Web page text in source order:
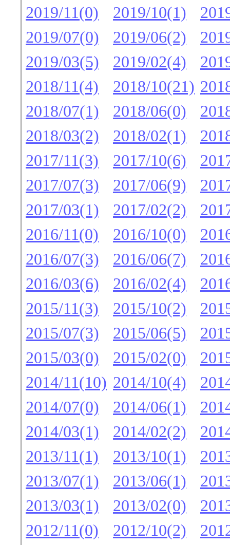
2019/11(0) 2019/10(1)
2019/07(0)
2019/06(2)
2019/03(5)
2019/02(4)
2018/11(4)
2018/10(21)
2018/07(1)
2018/06(0)
2018/03(2)
2018/02(1)
2017/11(3)
2017/10(6)
2017/07(3)
2017/06(9)
2017/03(1)
2017/02(2)
2016/11(0)
2016/10(0)
2016/07(3)
2016/06(7)
2016/03(6)
2016/02(4)
2015/11(3)
2015/10(2)
2015/07(3)
2015/06(5)
2015/03(0)
2015/02(0)
2014/11(10) 2014/10(4)
2014/07(0)
2014/06(1)
2014/03(1)
2014/02(2)
2013/11(1)
2013/10(1)
2013/07(1)
2013/06(1)
2013/03(1)
2013/02(0)
2012/11(0)
2012/10(2)